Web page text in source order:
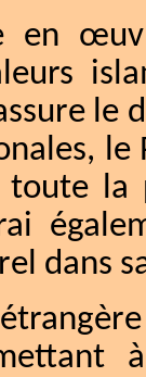
en
le
toute
dans